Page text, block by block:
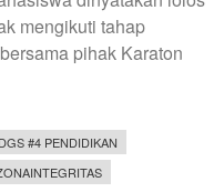
mengikuti tahap
pihak Karaton
#4 PENDIDIKAN